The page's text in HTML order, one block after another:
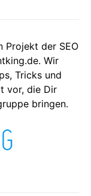
Projekt der SEO
Wir
Tricks und
vor, die Dir
bringen.